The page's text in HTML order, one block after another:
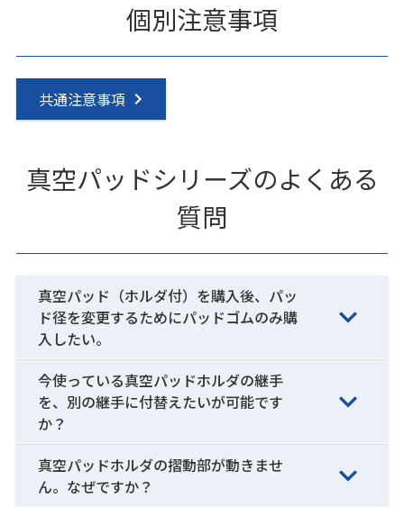
個別注意事項
共通注意事項
真空パッドシリーズのよくある
質問
真空パッド（ホルダ付）を購入後、パッ
ド径を変更するためにパッドゴムのみ購
入したい。
今使っている真空パッドホルダの継手
を、別の継手に付替えたいが可能です
か？
真空パッドホルダの摺動部が動きませ
ん。なぜですか？